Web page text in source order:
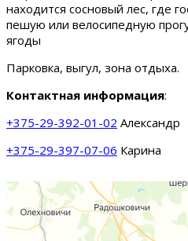
находится сосновый лес, где
пешую или велосипедную
ягоды
Парковка, выгул, зона отдыха.
Контактная информация:
+375-29-392-01-02 Александр
+375-29-397-07-06 Карина